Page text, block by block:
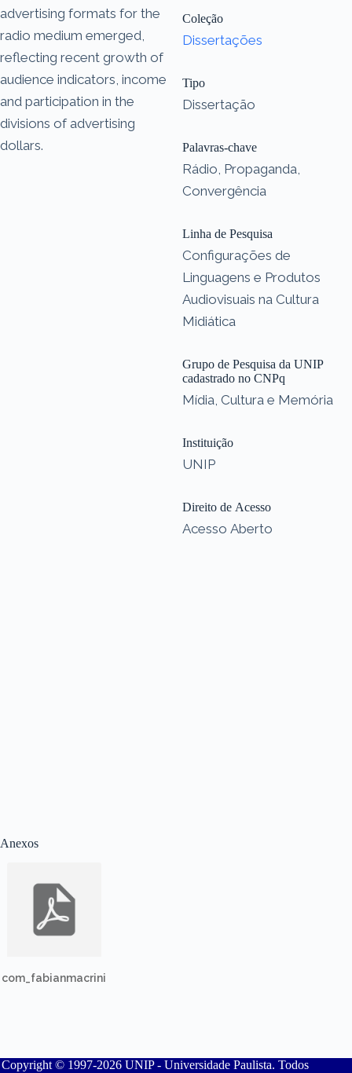
Anexos
com_fabianmacrini
advertising formats for the
radio medium emerged,
reflecting recent growth of
audience indicators, income
and participation in the
divisions of advertising
dollars.
Coleção
Dissertações
Tipo
Dissertação
Palavras-chave
Rádio, Propaganda,
Convergência
Linha de Pesquisa
Configurações de
Linguagens e Produtos
Audiovisuais na Cultura
Midiática
Grupo de Pesquisa da UNIP
cadastrado no CNPq
Mídia, Cultura e Memória
Instituição
UNIP
Direito de Acesso
Acesso Aberto
Copyright © 1997-2026 UNIP - Universidade Paulista. Todos